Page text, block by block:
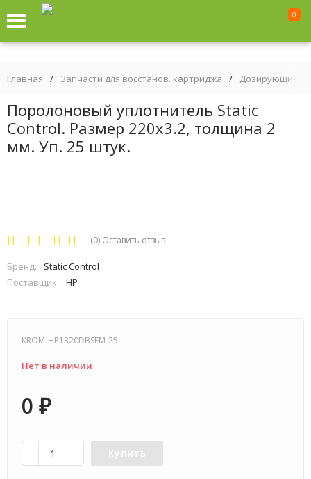
0
Главная / Запчасти для восстанов. картриджа / Дозирующие
Поролоновый уплотнитель Static
Control. Размер 220х3.2, толщина 2
мм. Уп. 25 штук.
(0) Оставить отзыв
Бренд:
Static Control
Поставщик:
HP
KROM-HP1320DBSFM-25
Нет в наличии
0 ₽
Купить